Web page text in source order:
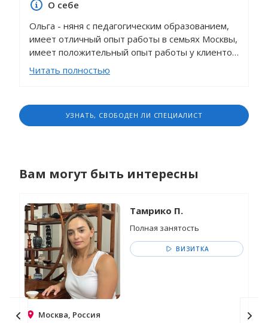
О себе
Ольга - няня с педагогическим образованием,
имеет отличный опыт работы в семьях Москвы,
имеет положительный опыт работы у клиентов
агентства English Nanny с хорошими
рекомендациями. Ольга занимается
методики развития, составляет
индивидуальные программы обучения, игр и
Читать полностью
УЗНАТЬ, СВОБОДЕН ЛИ СПЕЦИАЛИСТ
Вам могут быть интересны
Тамрико П.
Полная занятость
ВИЗИТКА
Москва, Россия